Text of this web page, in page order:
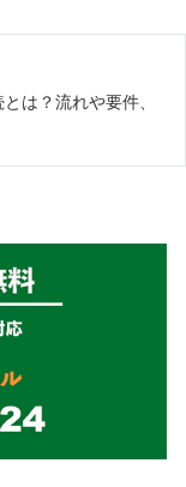
は？流れや要件、